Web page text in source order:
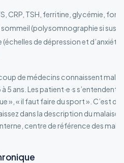
CRP, TSH, ferritine, glycémie,
(polysomnographie si
de dépression et d’anxiété)
de médecins connaissent mal
ans. Les patient·e·s s’entendent
», « il faut faire du sport ». C’est
dans la description du
centre de référence des